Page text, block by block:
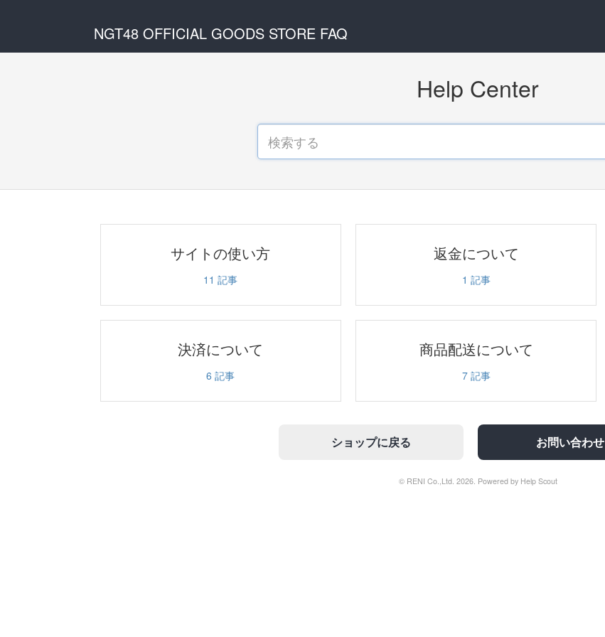
NGT48 OFFICIAL GOODS STORE FAQ
Help Center
サイトの使い方
11 記事
返金について
1 記事
決済について
6 記事
商品配送について
7記事
お問い合わせ
ショップに戻る
© RENI Co.,Ltd. 2026. Powered by Help Scout